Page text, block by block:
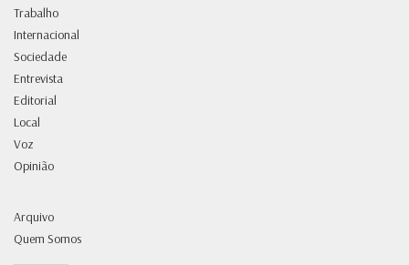
Trabalho
Internacional
Sociedade
Entrevista
Editorial
Local
Voz
Opinião
Arquivo
Quem Somos